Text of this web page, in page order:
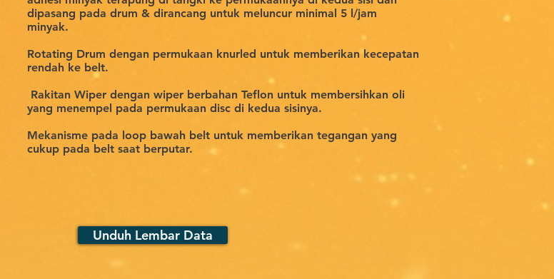
dipasang pada drum & dirancang untuk meluncur minimal 5 l/jam
minyak.
Rotating Drum dengan permukaan knurled untuk memberikan kecepatan
rendah ke belt.
Rakitan Wiper dengan wiper berbahan Teflon untuk membersihkan oli
yang menempel pada permukaan disc di kedua sisinya.
Mekanisme pada loop bawah belt untuk memberikan tegangan yang
cukup pada belt saat berputar.
Unduh Lembar Data